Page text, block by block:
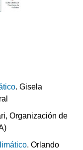
. Gisela
Organización de
. Orlando